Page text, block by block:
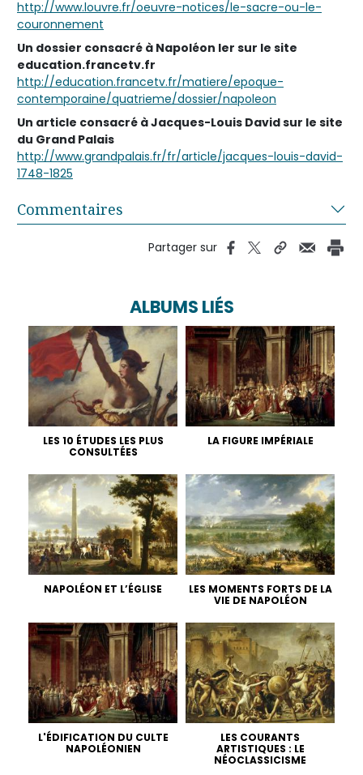
http://www.louvre.fr/oeuvre-notices/le-sacre-ou-le-
couronnement
Un dossier consacré à Napoléon Ier sur le site
education.francetv.fr
http://education.francetv.fr/matiere/epoque-
contemporaine/quatrieme/dossier/napoleon
Un article consacré à Jacques-Louis David sur le site
du Grand Palais
http://www.grandpalais.fr/fr/article/jacques-louis-david-
1748-1825
Commentaires
Partager sur
ALBUMS LIÉS
LES 10 ÉTUDES LES PLUS
CONSULTÉES
LA FIGURE IMPÉRIALE
NAPOLÉON ET L’ÉGLISE
LES MOMENTS FORTS DE LA
VIE DE NAPOLÉON
L'ÉDIFICATION DU CULTE
NAPOLÉONIEN
LES COURANTS
ARTISTIQUES : LE
NÉOCLASSICISME